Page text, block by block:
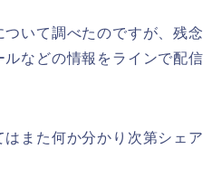
いて調べたのですが、残念
などの情報をラインで配信
また何か分かり次第シェア